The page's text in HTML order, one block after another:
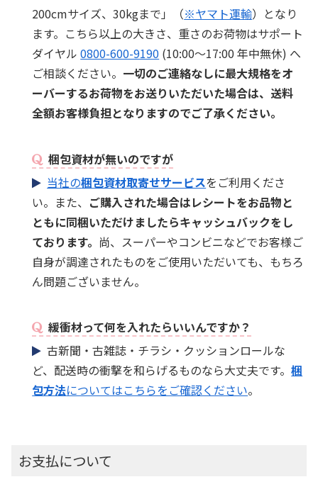
200cmサイズ、30kgまで」（※ヤマト運輸）となり
ます。こちら以上の大きさ、重さのお荷物はサポート
ダイヤル0800-600-9190 (10:00～17:00 年中無休) へ
ご相談ください。 一切のご連絡なしに最大規格をオ
ーバーするお荷物をお送りいただいた場合は、送料
全額お客様負担となりますのでご了承ください。
梱包資材が無いのですが
当社の梱包資材取寄せサービスをご利用くださ
い。また、 ご購入された場合はレシートをお品物と
ともに同梱いただけましたらキャッシュバックをし
ております。 尚、スーパーやコンビニなどでお客様ご
自身が調達されたものをご使用いただいても、もちろ
ん問題ございません。
緩衝材って何を入れたらいいんですか？
古新聞・古雑誌・チラシ・クッションロールな
ど、配送時の衝撃を和らげるものなら大丈夫です。梱
包方法についてはこちらをご確認ください。
お支払について